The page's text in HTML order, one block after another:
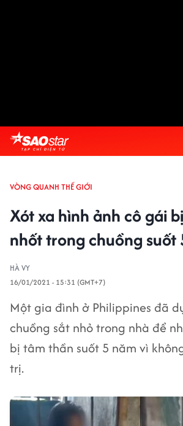
VÒNG QUANH THẾ GIỚI
Xót xa hình ảnh cô gái
nhốt trong chuồng suốt
HÀ VY
16/01/2021 - 15:31 (GMT+7)
Một gia đình ở Philippines đã
chuồng sắt nhỏ trong nhà để
bị tâm thần suốt 5 năm vì
trị.